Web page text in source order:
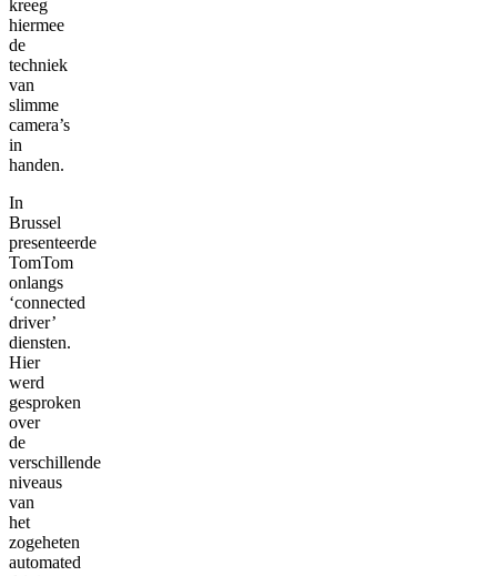
kreeg
hiermee
de
techniek
van
slimme
camera’s
in
handen.
In
Brussel
presenteerde
TomTom
onlangs
‘connected
driver’
diensten.
Hier
werd
gesproken
over
de
verschillende
niveaus
van
het
zogeheten
automated